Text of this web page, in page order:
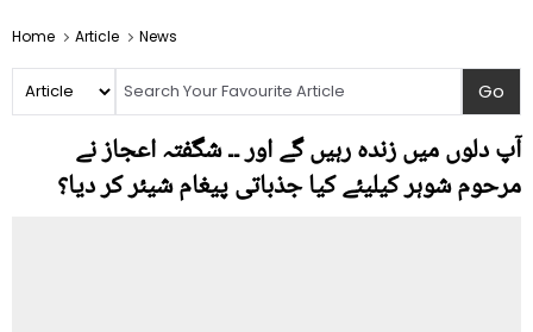
Home Article News
آپ دلوں میں زندہ رہیں گے اور ۔۔ شگفتہ اعجاز نے
مرحوم شوہر کیلیئے کیا جذباتی پیغام شیئر کر دیا؟